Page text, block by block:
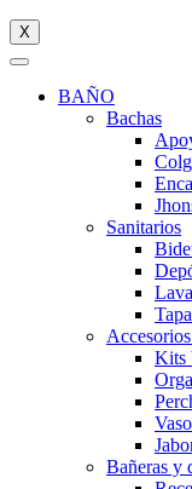
X
BAÑO
Bachas
Sanitarios
Kits
Bañeras y